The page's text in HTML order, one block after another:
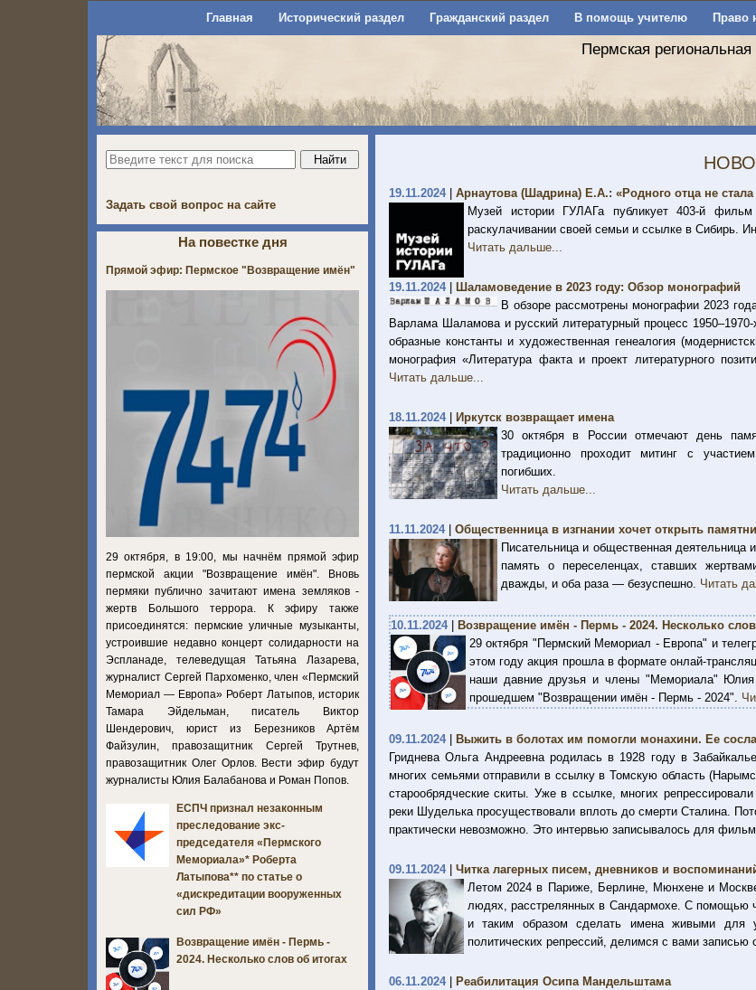
Главная Исторический раздел Гражданский раздел В помощь учителю Право
Пермская
19.11.2024| Арнаутова (Шадрина) Е.А.: «Родного отца не
Музей истории ГУЛАГа публикует 403-й
раскулачивании своей семьи и ссылке в Сибирь.
Читать дальше...
19.11.2024|
Шаламоведение в 2023 году: Обзор монографий
В обзоре рассмотрены монографии 2023
Варлама Шаламова и русский литературный процесс
образные константы и художественная генеалогия
монография «Литература факта и проект литературного
Читать дальше...
18.11.2024|
Иркутск возвращает имена
30 октября в России отмечают день
традиционно проходит митинг с
погибших.
Читать дальше...
11.11.2024| Общественница в изгнании хочет открыть
Писательница и общественная
память о переселенцах, ставших
дважды, и оба раза — безуспешно. Читать
10.11.2024|
Возвращение имён - Пермь - 2024. Несколько слов
29 октября "Пермский Мемориал - Европа" и
этом году акция прошла в формате онлай-
наши давние друзья и члены "Мемориала"
прошедшем "Возвращении имён - Пермь - 2024".
09.11.2024|
Выжить в болотах им помогли монахини. Ее
Гриднева Ольга Андреевна родилась в 1928 году в
многих семьями отправили в ссылку в Томскую область
старообрядческие скиты. Уже в ссылке, многих
реки Шуделька просуществовали вплоть до смерти Сталина.
практически невозможно. Это интервью записывалось для
09.11.2024| Читка лагерных писем, дневников и
Летом 2024 в Париже, Берлине, Мюнхене и
людях, расстрелянных в Сандармохе. С помощью
и таким образом сделать имена живыми для
политических репрессий, делимся с вами записью
06.11.2024|
Реабилитация Осипа Мандельштама
Задать свой вопрос на сайте
На повестке дня
Прямой эфир: Пермское "Возвращение имён"
29 октября, в 19:00, мы начнём прямой эфир
пермской акции "Возвращение имён". Вновь
пермяки публично зачитают имена земляков -
жертв Большого террора. К эфиру также
присоединятся: пермские уличные музыканты,
устроившие недавно концерт солидарности на
Эспланаде, телеведущая Татьяна Лазарева,
журналист Сергей Пархоменко, член «Пермский
Мемориал — Европа» Роберт Латыпов, историк
Тамара Эйдельман, писатель Виктор
Шендерович, юрист из Березников Артём
Файзулин, правозащитник Сергей Трутнев,
правозащитник Олег Орлов. Вести эфир будут
журналисты Юлия Балабанова и Роман Попов.
ЕСПЧ признал незаконным
преследование экс-
председателя «Пермского
Мемориала»* Роберта
Латыпова** по статье о
«дискредитации вооруженных
сил РФ»
Возвращение имён - Пермь -
2024. Несколько слов об итогах